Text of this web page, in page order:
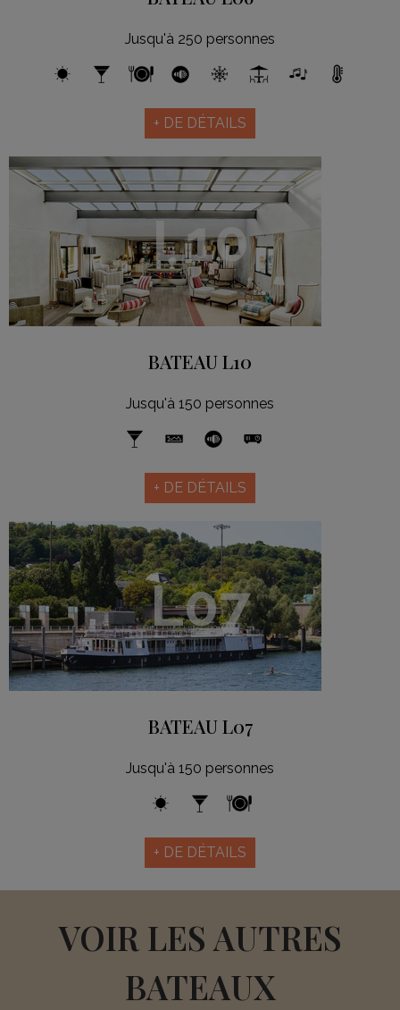
Jusqu'à 250 personnes
+ DE DÉTAILS
L10
BATEAU L10
Jusqu'à 150 personnes
+ DE DÉTAILS
L07
BATEAU L07
Jusqu'à 150 personnes
+ DE DÉTAILS
VOIR LES AUTRES
BATEAUX